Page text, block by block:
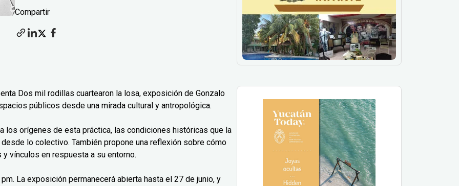
Compartir
Dos mil rodillas cuartearon la losa, exposición de Gonzalo
públicos desde una mirada cultural y antropológica.
los orígenes de esta práctica, las condiciones históricas que la
lo colectivo. También propone una reflexión sobre cómo
vínculos en respuesta a su entorno.
La exposición permanecerá abierta hasta el 27 de junio, y